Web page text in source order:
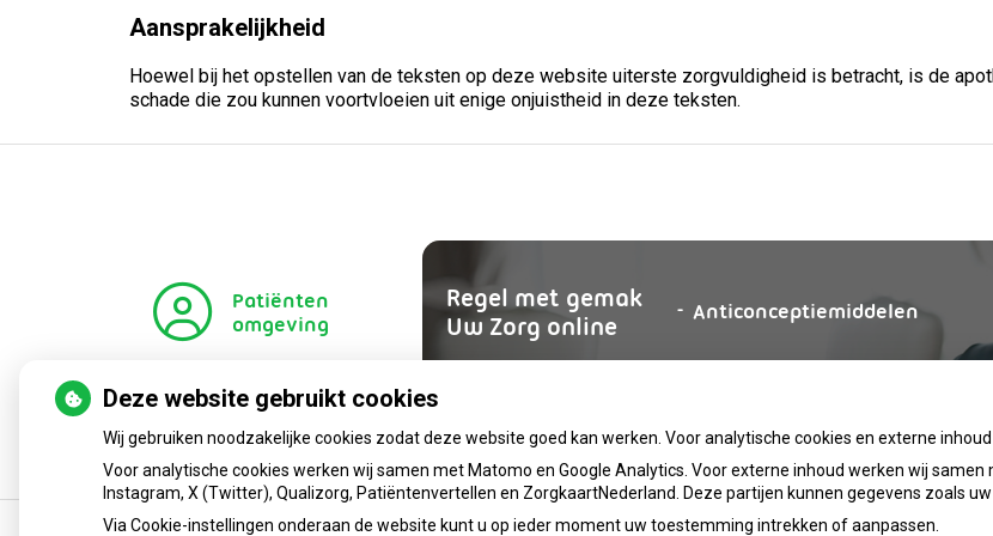
Aansprakelijkheid
Hoewel bij het opstellen van de teksten op deze website uiterste zorgvuldigheid is betracht, is de
schade die zou kunnen voortvloeien uit enige onjuistheid in deze teksten.
Patiënten
omgeving
Regel met gemak
Uw Zorg online
Anticonceptiemiddelen
Deze website gebruikt cookies
Wij gebruiken noodzakelijke cookies zodat deze website goed kan werken. Voor analytische cookies en externe
Voor analytische cookies werken wij samen met Matomo en Google Analytics. Voor externe inhoud werken wij samen
Instagram, X (Twitter), Qualizorg, Patiëntenvertellen en ZorgkaartNederland. Deze partijen kunnen gegevens zoals uw
Via Cookie-instellingen onderaan de website kunt u op ieder moment uw toestemming intrekken of aanpassen.